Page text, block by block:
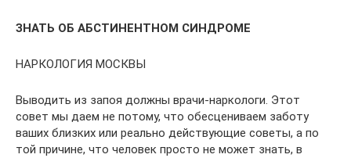
ЗНАТЬ ОБ АБСТИНЕНТНОМ СИНДРОМЕ
НАРКОЛОГИЯ МОСКВЫ
Выводить из запоя должны врачи-наркологи. Этот
совет мы даем не потому, что обесцениваем заботу
ваших близких или реально действующие советы, а по
той причине, что человек просто не может знать, в